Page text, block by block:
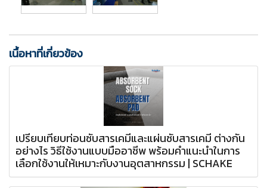
เนื้อหาที่เกี่ยวข้อง
เปรียบเทียบท่อนซับสารเคมีและแผ่นซับสารเคมี ต่างกัน
อย่างไร วิธีใช้งานแบบมืออาชีพ พร้อมคำแนะนำในการ
เลือกใช้งานให้เหมาะกับงานอุตสาหกรรม | SCHAKE